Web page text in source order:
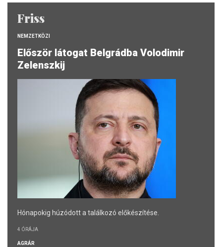
Friss
NEMZETKÖZI
Először látogat Belgrádba Volodimir
Zelenszkij
Hónapokig húzódott a találkozó előkészítése.
4 ÓRÁJA
AGRÁR